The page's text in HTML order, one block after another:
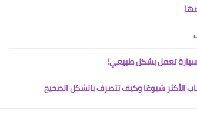
تعمل بشكل طبيعي!
الأكثر شيوعًا وكيف تتصرف بالشكل الصحيح